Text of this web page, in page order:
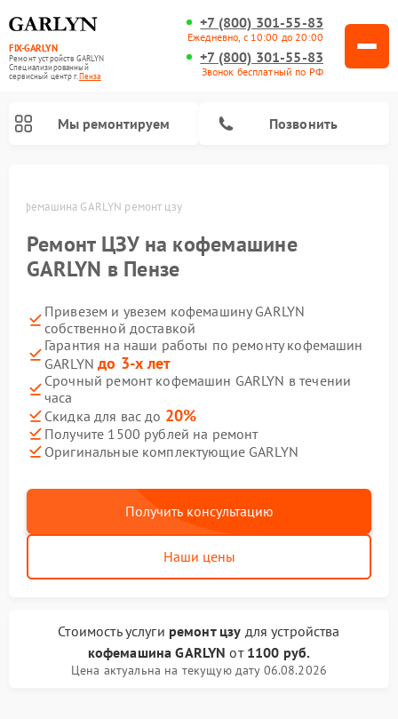
FIX-GARLYN
Ремонт устройств GARLYN
Специализированный
cервисный центр г.Пенза
+7 (800) 301-55-83
Ежедневно, с 10:00 до 20:00
+7 (800) 301-55-83
Звонок бесплатный по РФ
Мы ремонтируем Позвонить
Кофемашина GARLYN ремонт цзу
Ремонт ЦЗУ на кофемашине
GARLYN в Пензе
Привезем и увезем кофемашину GARLYN
собственной доставкой
Гарантия на наши работы по ремонту кофемашин
GARLYNдо 3-х лет
Срочный ремонт кофемашин GARLYN в течении
часа
Скидка для вас до 20%
Получите 1500 рублей на ремонт
Оригинальные комплектующие GARLYN
Получить консультацию
Наши цены
Стоимость услуги ремонт цзу для устройства
кофемашина GARLYN от 1100 руб.
Цена актуальна на текущую дату 06.08.2026